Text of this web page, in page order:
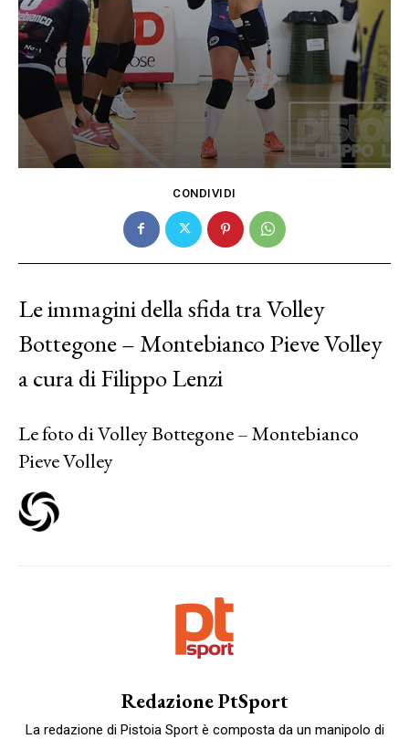
CONDIVIDI
Le immagini della sfida tra Volley
Bottegone – Montebianco Pieve Volley
a cura di Filippo Lenzi
Le foto di Volley Bottegone – Montebianco
Pieve Volley
Redazione PtSport
La redazione di Pistoia Sport è composta da un manipolo di